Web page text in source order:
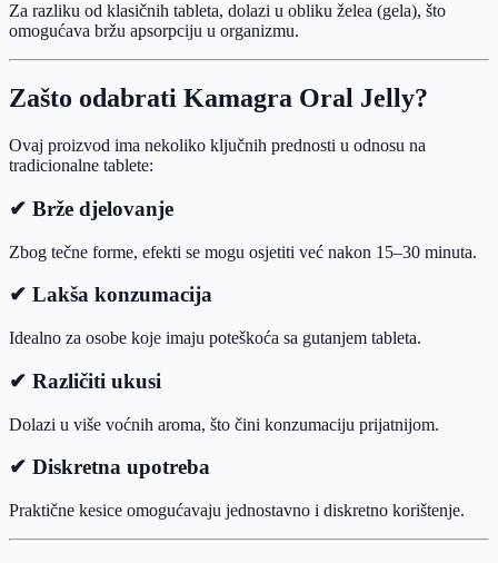
Za razliku od klasičnih tableta, dolazi u obliku želea (gela), što
omogućava bržu apsorpciju u organizmu.
Zašto odabrati Kamagra Oral Jelly?
Ovaj proizvod ima nekoliko ključnih prednosti u odnosu na
tradicionalne tablete:
✔ Brže djelovanje
Zbog tečne forme, efekti se mogu osjetiti već nakon 15–30 minuta.
✔ Lakša konzumacija
Idealno za osobe koje imaju poteškoća sa gutanjem tableta.
✔ Različiti ukusi
Dolazi u više voćnih aroma, što čini konzumaciju prijatnijom.
✔ Diskretna upotreba
Praktične kesice omogućavaju jednostavno i diskretno korištenje.